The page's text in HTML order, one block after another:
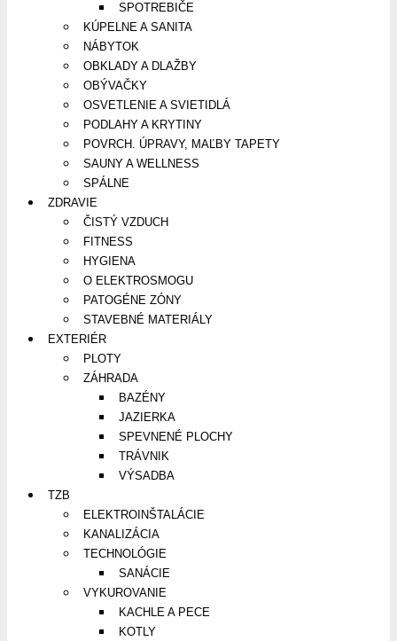
SPOTREBIČE
KÚPELNE A SANITA
NÁBYTOK
OBKLADY A DLAŽBY
OBÝVAČKY
OSVETLENIE A SVIETIDLÁ
PODLAHY A KRYTINY
POVRCH. ÚPRAVY, MAĽBY TAPETY
SAUNY A WELLNESS
SPÁLNE
ZDRAVIE
ČISTÝ VZDUCH
FITNESS
HYGIENA
O ELEKTROSMOGU
PATOGÉNE ZÓNY
STAVEBNÉ MATERIÁLY
EXTERIÉR
PLOTY
ZÁHRADA
BAZÉNY
JAZIERKA
SPEVNENÉ PLOCHY
TRÁVNIK
VÝSADBA
TZB
ELEKTROINŠTALÁCIE
KANALIZÁCIA
TECHNOLÓGIE
SANÁCIE
VYKUROVANIE
KACHLE A PECE
KOTLY